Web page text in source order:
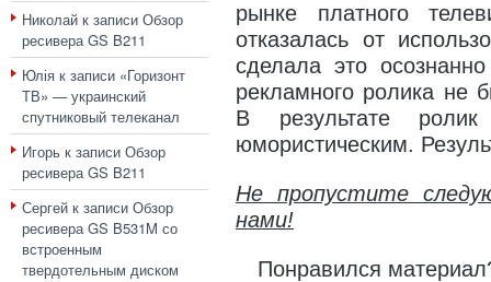
Николай к записи Обзор
ресивера GS B211
Юлія к записи «Горизонт
ТВ» — украинский
спутниковый телеканал
Игорь к записи Обзор
ресивера GS B211
Сергей к записи Обзор
ресивера GS B531M со
встроенным
твердотельным диском
рынке платного
отказалась от
сделала это
рекламного ролика не
В результате
юмористическим.
Не пропустите
нами!
Понравился